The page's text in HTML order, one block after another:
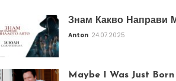
Знам Какво Направи
Anton 24.07.2025
Maybe I Was Just